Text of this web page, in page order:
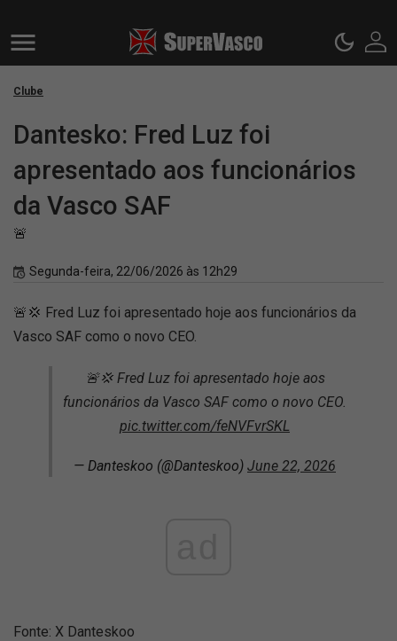
Clube
Dantesko: Fred Luz foi
apresentado aos funcionários
da Vasco SAF
🚨
Segunda-feira, 22/06/2026 às 12h29
🚨💢 Fred Luz foi apresentado hoje aos funcionários da
Vasco SAF como o novo CEO.
🚨💢 Fred Luz foi apresentado hoje aos
funcionários da Vasco SAF como o novo CEO.
pic.twitter.com/feNVFvrSKL
— Danteskoo (@Danteskoo) June 22, 2026
Fonte: X Danteskoo